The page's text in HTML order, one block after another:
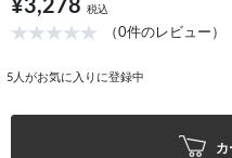
¥3,278 税込
（0件のレビュー）
5 人がお気に入りに登録中
カ